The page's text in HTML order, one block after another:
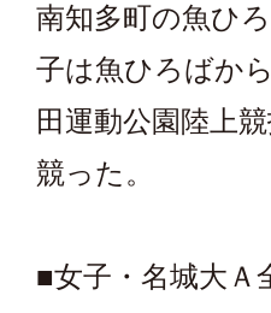
南知多町の魚ひ
子は魚ひろばか
田運動公園陸上
競った。
■女子・名城大